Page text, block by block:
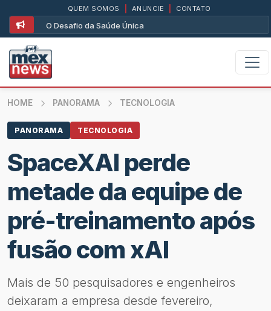
O Desafio da Saúde Única
QUEM SOMOS ANUNCIE CONTATO
HOME PANORAMA TECNOLOGIA
PANORAMA TECNOLOGIA
SpaceXAI perde
metade da equipe de
pré-treinamento após
fusão com xAI
Mais de 50 pesquisadores e engenheiros
deixaram a empresa desde fevereiro,